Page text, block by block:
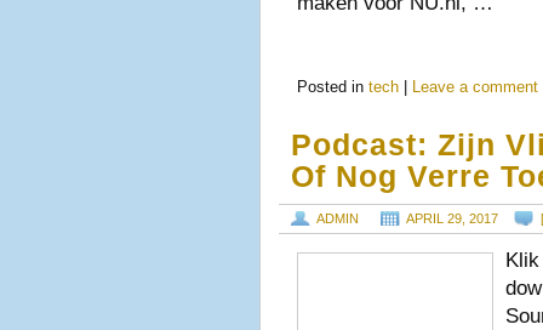
Posted in tech Leave a comment
Podcast: Zijn
Of Nog Verre
ADMIN APRIL 29, 2017